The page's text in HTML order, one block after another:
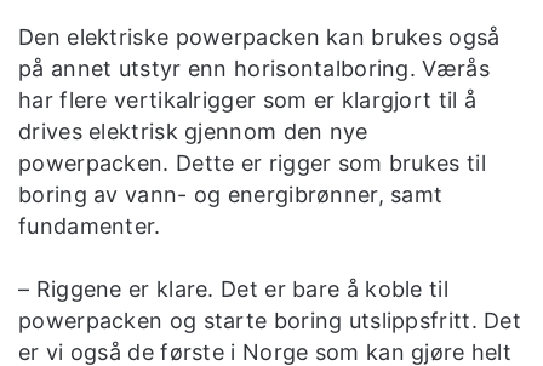
Den elektriske powerpacken kan brukes også
på annet utstyr enn horisontalboring. Værås
har flere vertikalrigger som er klargjort til å
drives elektrisk gjennom den nye
powerpacken. Dette er rigger som brukes til
boring av vann- og energibrønner, samt
fundamenter.
– Riggene er klare. Det er bare å koble til
powerpacken og starte boring utslippsfritt. Det
er vi også de første i Norge som kan gjøre helt